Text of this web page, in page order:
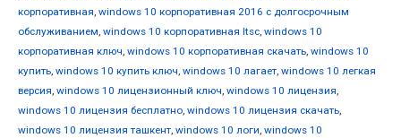
корпоративная, windows 10 корпоративная 2016 с долгосрочным
обслуживанием, windows 10 корпоративная ltsc, windows 10
корпоративная ключ, windows 10 корпоративная скачать, windows 10
купить, windows 10 купить ключ, windows 10 лагает, windows 10 легкая
версия, windows 10 лицензионный ключ, windows 10 лицензия,
windows 10 лицензия бесплатно, windows 10 лицензия скачать,
windows 10 лицензия ташкент, windows 10 логи, windows 10